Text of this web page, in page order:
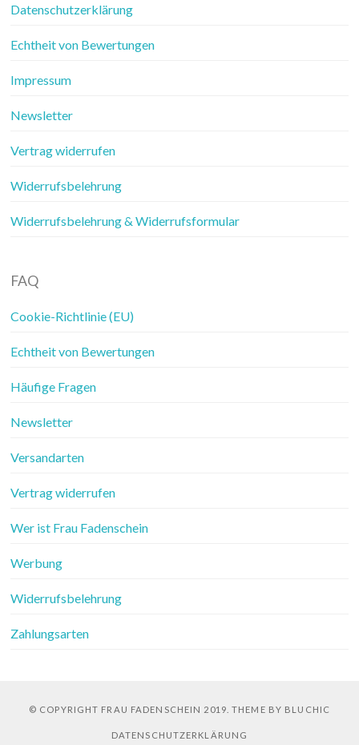
Datenschutzerklärung
Echtheit von Bewertungen
Impressum
Newsletter
Vertrag widerrufen
Widerrufsbelehrung
Widerrufsbelehrung & Widerrufsformular
FAQ
Cookie-Richtlinie (EU)
Echtheit von Bewertungen
Häufige Fragen
Newsletter
Versandarten
Vertrag widerrufen
Wer ist Frau Fadenschein
Werbung
Widerrufsbelehrung
Zahlungsarten
© COPYRIGHT FRAU FADENSCHEIN 2019. THEME BY BLUCHIC
DATENSCHUTZERKLÄRUNG